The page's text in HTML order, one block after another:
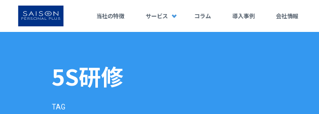
当社の特徴 サービス コラム 導入事例 会社情報
5S研修
TAG